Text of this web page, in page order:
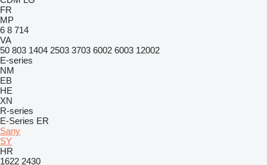
FR
MP
6 8 714
VA
50 803 1404 2503 3703 6002 6003 12002
E-series
NM
EB
HE
XN
R-series
E-Series ER
Sany
SY
HR
1622 2430